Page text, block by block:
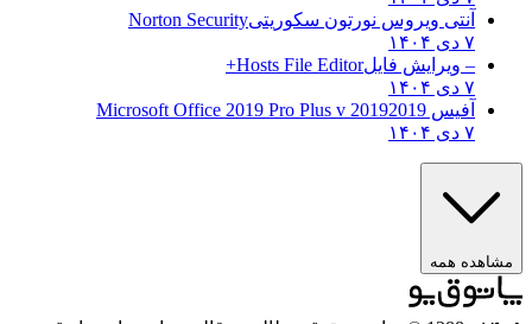
ویروس نورتون سکوریتی Norton Security
فایل Hosts File Editor+
2019 Microsoft Office 2019 Pro Plus v